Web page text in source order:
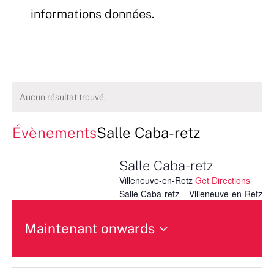
informations données.
Aucun résultat trouvé.
ÉvènementsSalle Caba-retz
Salle Caba-retz
Villeneuve-en-Retz Get Directions
Salle Caba-retz – Villeneuve-en-Retz
Maintenant onwards
une